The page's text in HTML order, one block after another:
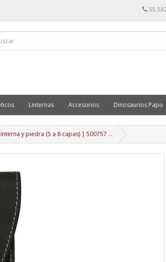
Linternas Accesorios Dinosaurios Papo
y piedra (5 a 8 capas) | 500757 …